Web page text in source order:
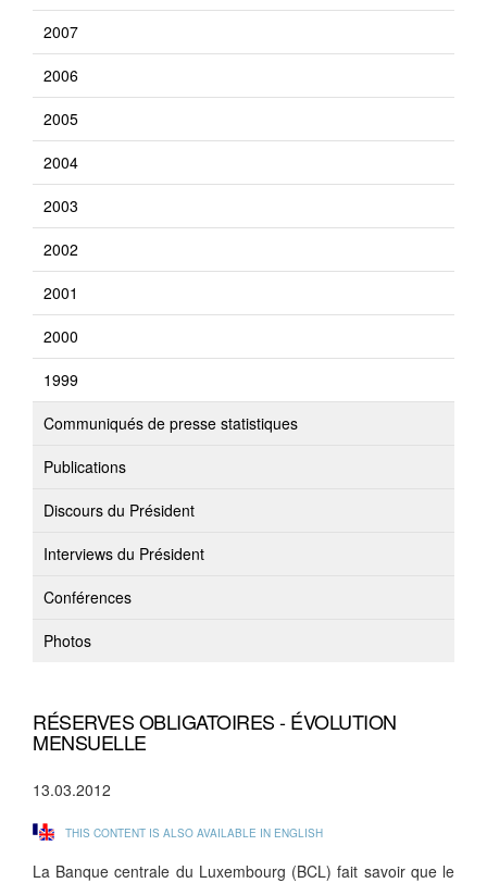
2007
2006
2005
2004
2003
2002
2001
2000
1999
Communiqués de presse statistiques
Publications
Discours du Président
Interviews du Président
Conférences
Photos
RÉSERVES OBLIGATOIRES - ÉVOLUTION
MENSUELLE
13.03.2012
THIS CONTENT IS ALSO AVAILABLE IN ENGLISH
La Banque centrale du Luxembourg (BCL) fait savoir que le